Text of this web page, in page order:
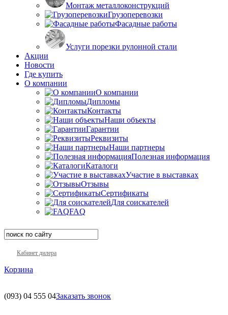
Монтаж металлоконструкций
Грузоперевозки
Фасадные работы
Услуги порезки рулонной стали
Акции
Новости
Где купить
О компании
О компании
Дипломы
Контакты
Наши объекты
Гарантии
Реквизиты
Наши партнеры
Полезная информация
Каталоги
Участие в выставках
Отзывы
Сертификаты
Для соискателей
FAQ
Кабинет дилера
Корзина
(093) 04 555 04Заказать звонок